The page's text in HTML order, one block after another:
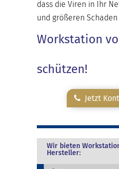
dass die Viren in Ihr
und größeren
Workstation
schützen!
Jetzt
Wir bieten
Hersteller: